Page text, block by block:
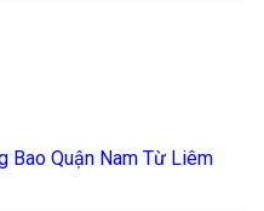
Bao Quận Nam Từ Liêm